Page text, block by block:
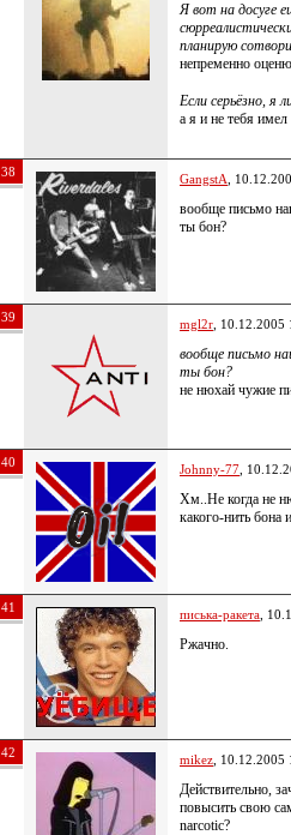
Я вот на досуге
планирую
непременно
Если серьёзно,
а я и не тебя
38 GangstA ,
вообще письмо
ты бон?
39 mgl2r , 10.12.2005
вообще письмо
ты бон?
не нюхай чужие
40 Johnny-77 ,
Хм..Не когда не
какого-нить
41 писька-ракета ,
Ржачно.
42 mikez , 10.12.2005
Действительно,
повысить свою
narcotic?